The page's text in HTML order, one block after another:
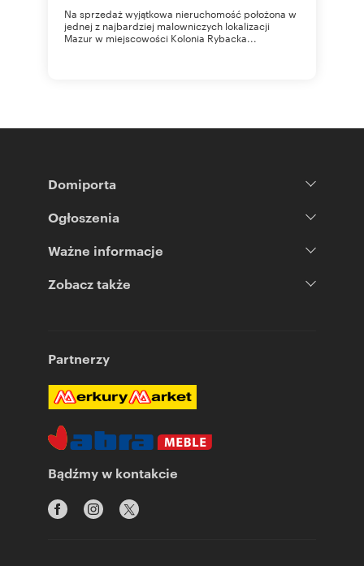
Na sprzedaż wyjątkowa nieruchomość położona w
jednej z najbardziej malowniczych lokalizacji
Mazur w miejscowości Kolonia Rybacka...
Domiporta
Ogłoszenia
Ważne informacje
Zobacz także
Partnerzy
Bądźmy w kontakcie